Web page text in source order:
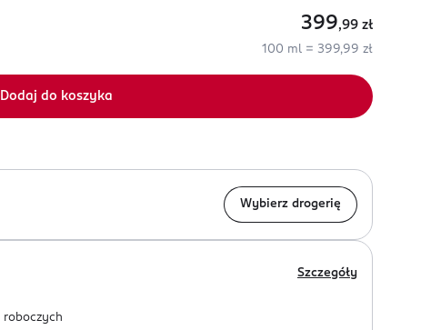
399,99 zł
100 ml = 399,99 zł
Dodaj do koszyka
Wybierz drogerię
Szczegóły
roboczych